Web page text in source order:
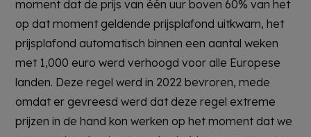
moment dat de prijs van één uur boven 60% van het
op dat moment geldende prijsplafond uitkwam, het
prijsplafond automatisch binnen een aantal weken
met 1,000 euro werd verhoogd voor alle Europese
landen. Deze regel werd in 2022 bevroren, mede
omdat er gevreesd werd dat deze regel extreme
prijzen in de hand kon werken op het moment dat we